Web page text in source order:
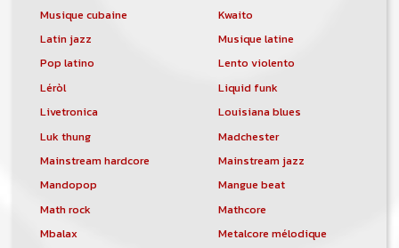
Musique cubaine
Kwaito
Latin jazz
Musique latine
Pop latino
Lento violento
Léròl
Liquid funk
Livetronica
Louisiana blues
Luk thung
Madchester
Mainstream hardcore
Mainstream jazz
Mandopop
Mangue beat
Math rock
Mathcore
Mbalax
Metalcore mélodique